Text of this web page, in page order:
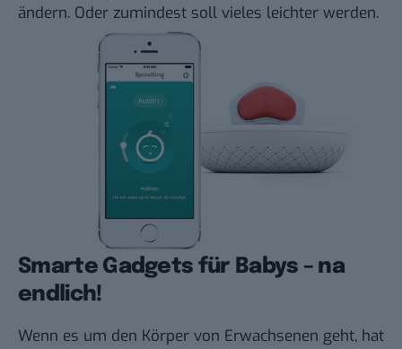
ändern. Oder zumindest soll vieles leichter werden.
Smarte Gadgets für Babys – na
endlich!
Wenn es um den Körper von Erwachsenen geht, hat